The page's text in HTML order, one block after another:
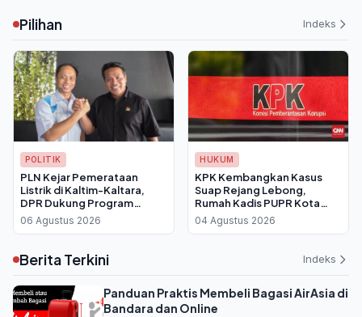
Pilihan Indeks
POLITIK
PLN Kejar Pemerataan
Listrik di Kaltim-Kaltara,
DPR Dukung Program
Pasang Baru dan Listrik
Desa
06 Agustus 2026
HUKUM
KPK Kembangkan Kasus
Suap Rejang Lebong,
Rumah Kadis PUPR Kota
Bengkulu Digeledah dan
Disita Rp 4 Miliar
04 Agustus 2026
Berita Terkini Indeks
Panduan Praktis Membeli Bagasi AirAsia di
Bandara dan Online